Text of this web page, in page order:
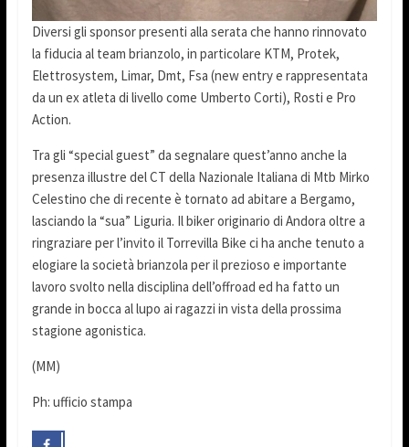
Diversi gli sponsor presenti alla serata che hanno rinnovato
la fiducia al team brianzolo, in particolare KTM, Protek,
Elettrosystem, Limar, Dmt, Fsa (new entry e rappresentata
da un ex atleta di livello come Umberto Corti), Rosti e Pro
Action.
Tra gli “special guest” da segnalare quest’anno anche la
presenza illustre del CT della Nazionale Italiana di Mtb Mirko
Celestino che di recente è tornato ad abitare a Bergamo,
lasciando la “sua” Liguria. Il biker originario di Andora oltre a
ringraziare per l’invito il Torrevilla Bike ci ha anche tenuto a
elogiare la società brianzola per il prezioso e importante
lavoro svolto nella disciplina dell’offroad ed ha fatto un
grande in bocca al lupo ai ragazzi in vista della prossima
stagione agonistica.
(MM)
Ph: ufficio stampa